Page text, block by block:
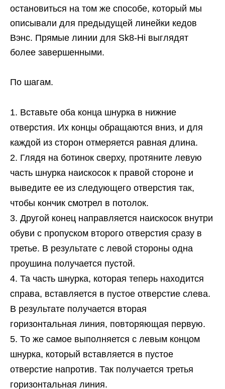
остановиться на том же способе, который мы
описывали для предыдущей линейки кедов
Вэнс. Прямые линии для Sk8-Hi выглядят
более завершенными.
По шагам.
Вставьте оба конца шнурка в нижние
отверстия. Их концы обращаются вниз, и для
каждой из сторон отмеряется равная длина.
Глядя на ботинок сверху, протяните левую
часть шнурка наискосок к правой стороне и
выведите ее из следующего отверстия так,
чтобы кончик смотрел в потолок.
Другой конец направляется наискосок внутри
обуви с пропуском второго отверстия сразу в
третье. В результате с левой стороны одна
проушина получается пустой.
Та часть шнурка, которая теперь находится
справа, вставляется в пустое отверстие слева.
В результате получается вторая
горизонтальная линия, повторяющая первую.
То же самое выполняется с левым концом
шнурка, который вставляется в пустое
отверстие напротив. Так получается третья
горизонтальная линия.